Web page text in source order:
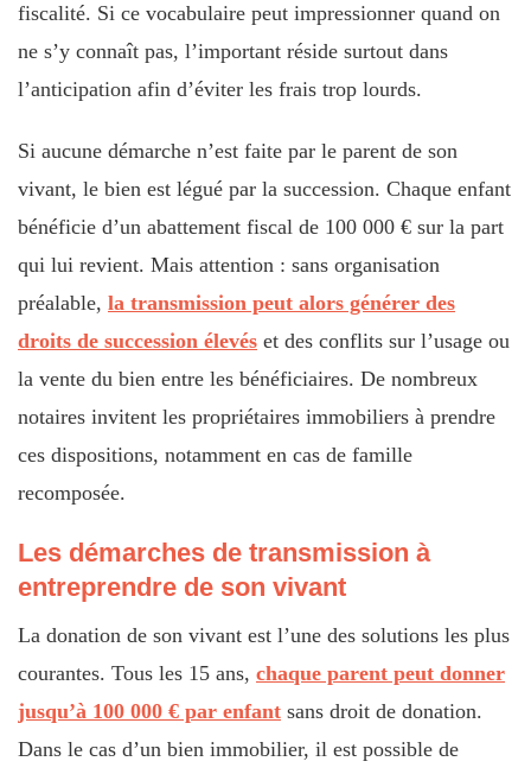
fiscalité. Si ce vocabulaire peut impressionner quand on
ne s’y connaît pas, l’important réside surtout dans
l’anticipation afin d’éviter les frais trop lourds.
Si aucune démarche n’est faite par le parent de son
vivant, le bien est légué par la succession. Chaque enfant
bénéficie d’un abattement fiscal de 100 000 € sur la part
qui lui revient. Mais attention : sans organisation
préalable, la transmission peut alors générer des
droits de succession élevés et des conflits sur l’usage ou
la vente du bien entre les bénéficiaires. De nombreux
notaires invitent les propriétaires immobiliers à prendre
ces dispositions, notamment en cas de famille
recomposée.
Les démarches de transmission à
entreprendre de son vivant
La donation de son vivant est l’une des solutions les plus
courantes. Tous les 15 ans, chaque parent peut donner
jusqu’à 100 000 € par enfant sans droit de donation.
Dans le cas d’un bien immobilier, il est possible de